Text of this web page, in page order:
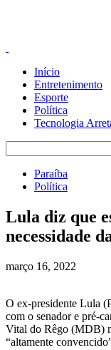
Início
Entretenimento
Esporte
Política
Tecnologia
Paraíba
Política
Lula diz que
necessidade
março 16, 2022
O ex-presidente Lula
com o senador e pré-
Vital do Rêgo (MDB)
“altamente